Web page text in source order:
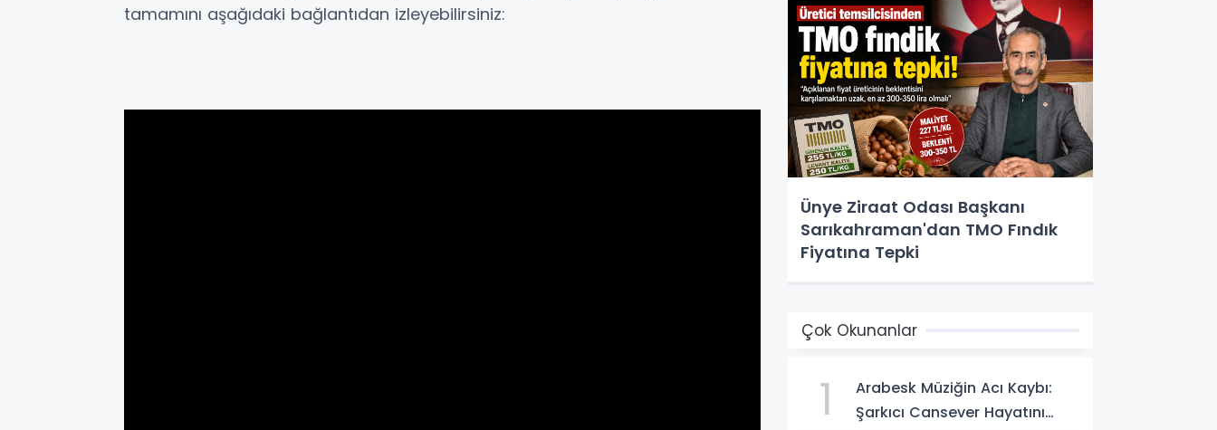
tamamını aşağıdaki bağlantıdan izleyebilirsiniz:
Ünye Ziraat Odası Başkanı
Sarıkahraman'dan TMO Fındık
Fiyatına Tepki
Çok Okunanlar
1
Arabesk Müziğin Acı Kaybı:
Şarkıcı Cansever Hayatını